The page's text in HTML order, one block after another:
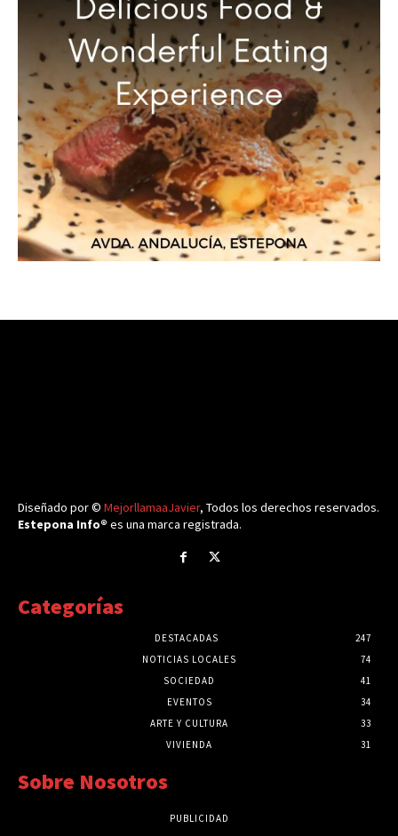
Diseñado por © MejorllamaaJavier, Todos los derechos reservados.
Estepona Info® es una marca registrada.
Categorías
DESTACADAS
247
NOTICIAS LOCALES
74
SOCIEDAD
41
EVENTOS
34
ARTE Y CULTURA
33
VIVIENDA
31
Sobre Nosotros
PUBLICIDAD